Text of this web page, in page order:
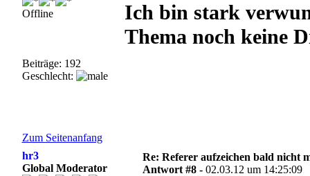
Offline
Beiträge: 192
Geschlecht:
Ich bin stark
Thema noch keine
Zum Seitenanfang
hr3
Global Moderator
Re: Referer aufzeichen bald nicht
Antwort #8 -02.03.12 um 14:25:09